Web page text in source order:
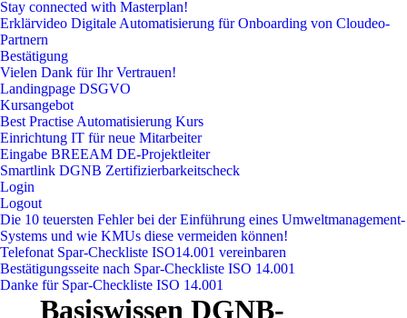
Stay connected with Masterplan!
Erklärvideo Digitale Automatisierung für Onboarding von Cloudeo-
Partnern
Bestätigung
Vielen Dank für Ihr Vertrauen!
Landingpage DSGVO
Kursangebot
Best Practise Automatisierung Kurs
Einrichtung IT für neue Mitarbeiter
Eingabe BREEAM DE-Projektleiter
Smartlink DGNB Zertifizierbarkeitscheck
Login
Logout
Die 10 teuersten Fehler bei der Einführung eines Umweltmanagement-
Systems und wie KMUs diese vermeiden können!
Telefonat Spar-Checkliste ISO14.001 vereinbaren
Bestätigungsseite nach Spar-Checkliste ISO 14.001
Danke für Spar-Checkliste ISO 14.001
Basiswissen DGNB-